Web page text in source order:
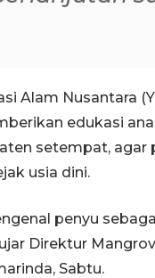
Alam Nusantara
edukasi
setempat, agar
usia dini.
penyu
Direktur
Sabtu.